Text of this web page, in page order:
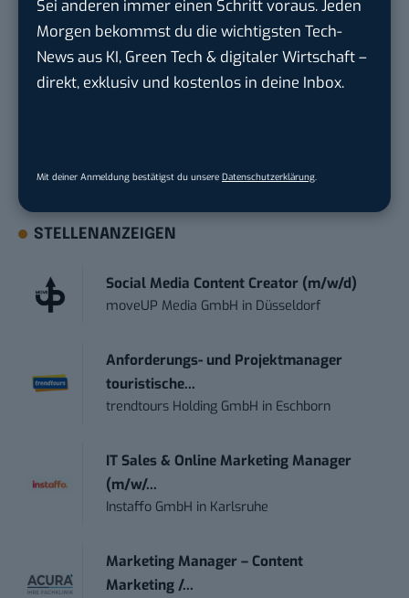
Sei anderen immer einen Schritt voraus. Jeden
Morgen bekommst du die wichtigsten Tech-
News aus KI, Green Tech & digitaler Wirtschaft –
direkt, exklusiv und kostenlos in deine Inbox.
Mit deiner Anmeldung bestätigst du unsere Datenschutzerklärung.
Du möchtest nicht abgehängt werden, wenn es um
KI, Green Tech und die Tech-Themen von Morgen
geht? Über 12.000 smarte Leser bekommen jeden
kostenlos anmelden.
STELLENANZEIGEN
Social Media Content Creator (m/w/d)
moveUP Media GmbH in Düsseldorf
Anforderungs- und Projektmanager
touristische...
trendtours Holding GmbH in Eschborn
IT Sales & Online Marketing Manager
(m/w/...
Instaffo GmbH in Karlsruhe
Marketing Manager – Content
Marketing /...